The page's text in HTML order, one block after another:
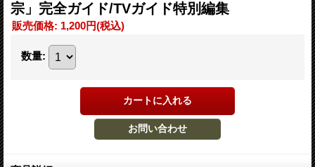
宗」完全ガイド/TVガイド特別編集
販売価格: 1,200円(税込)
数量: